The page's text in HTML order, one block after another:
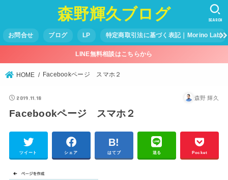
森野輝久ブログ
お問合せ ブログ LP 特定商取引法に基づく表記｜Morino Lab
SEARCH
LINE無料相談はこちらから
HOME Facebookページ スマホ２
2019.11.18 森野 輝久
Facebookページ スマホ２
ツイート シェア はてブ 送る Pocket